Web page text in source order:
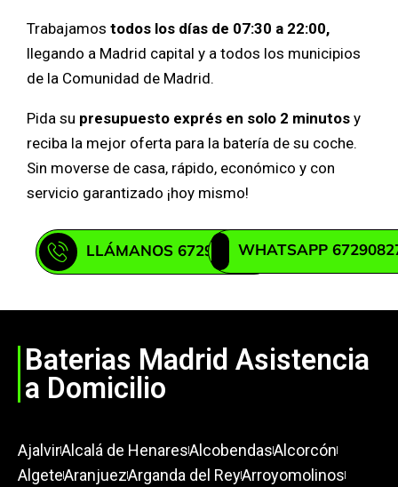
Trabajamos todos los días de 07:30 a 22:00,
llegando a Madrid capital y a todos los municipios
de la Comunidad de Madrid.
Pida su presupuesto exprés en solo 2 minutos y
reciba la mejor oferta para la batería de su coche.
Sin moverse de casa, rápido, económico y con
servicio garantizado ¡hoy mismo!
LLÁMANOS 672908271WHATSAPP
Baterias Madrid Asistencia
a Domicilio
AjalvirAlcalá de HenaresAlcobendasAlcorcón
AlgeteAranjuezArganda del ReyArroyomolinos